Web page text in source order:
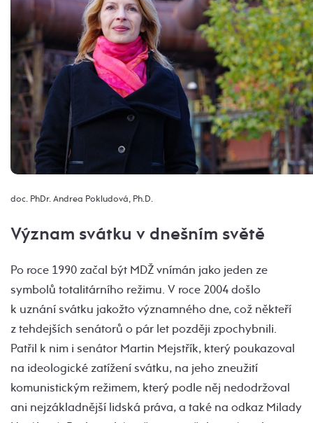
doc. PhDr. Andrea Pokludová, Ph.D.
Význam svátku v dnešním světě
Po roce 1990 začal být MDŽ vnímán jako jeden ze
symbolů totalitárního režimu. V roce 2004 došlo
k uznání svátku jakožto významného dne, což někteří
z tehdejších senátorů o pár let později zpochybnili.
Patřil k nim i senátor Martin Mejstřík, který poukazoval
na ideologické zatížení svátku, na jeho zneužití
komunistickým režimem, který podle něj nedodržoval
ani nejzákladnější lidská práva, a také na odkaz Milady